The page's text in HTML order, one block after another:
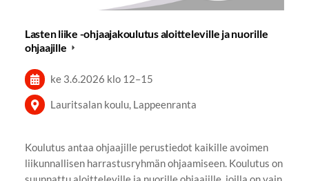
Lasten liike -ohjaajakoulutus aloitteleville ja nuorille
ohjaajille
ke 3.6.2026 klo 12–15
Lauritsalan koulu, Lappeenranta
Koulutus antaa ohjaajille perustiedot kaikille avoimen
liikunnallisen harrastusryhmän ohjaamiseen. Koulutus on